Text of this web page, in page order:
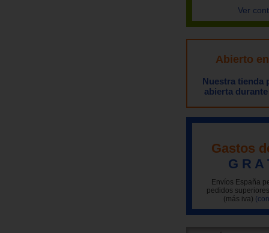
Ver
Abierto
Nuestra tienda
abierta
Gastos
G R A
Envíos España
pedidos
(más iva)